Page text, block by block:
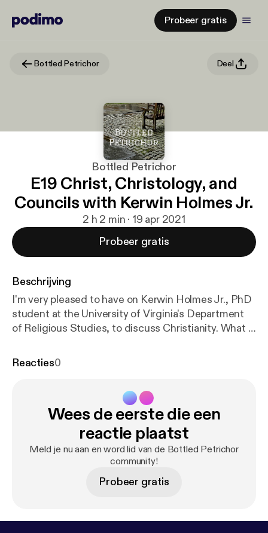
Probeer gratis
Bottled Petrichor Deel
Bottled Petrichor
E19 Christ, Christology, and
Councils with Kerwin Holmes Jr.
2 h 2 min · 19 apr 2021
Probeer gratis
Beschrijving
I'm very pleased to have on Kerwin Holmes Jr., PhD
student at the University of Virginia's Department
of Religious Studies, to discuss Christianity. What is
about Jesus? What were the different councils and
approaching the Gospels? What does a practising
Christian scholar think of the Qur'an's conception of
Christian belief? And more! Link to Kerwin's bio:
s://religiousstudies.as.virginia.edu/grad-students/pr
ofile/kh2ea
Reacties0
Wees de eerste die een
reactie plaatst
Meld je nu aan en word lid van de Bottled Petrichor
community!
Probeer gratis